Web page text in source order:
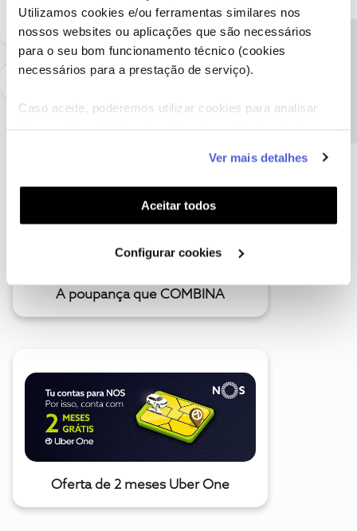
Utilizamos cookies e/ou ferramentas similares nos
nossos websites ou aplicações que são necessários
para o seu bom funcionamento técnico (cookies
necessários para a prestação de serviço).
Caso aceite, poderemos utilizar cookies para analisar
funcionalidades (cookies de personalização e
funcionalidade) e adaptar anúncios aos seus interesses
(cookies de publicidade personalizada). Pode gerir a
utilização dos cookies clicando em "Configurar
Ver mais detalhes
Aceitar todos
Configurar cookies
A poupança que COMBINA
Oferta de 2 meses Uber One